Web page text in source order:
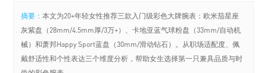
摘要：本文为20+年轻女性推荐三款入门级彩色大牌腕表：欧米茄星座
灰紫盘（28mm/4.5mm厚/3万+）、卡地亚蓝气球粉盘（33mm/自动机
械）和萧邦Happy Sport蓝盘（30mm/滑动钻石）。从职场适配度、佩
戴舒适性和个性表达三个维度分析，帮助女生选择第一只兼具品质与时